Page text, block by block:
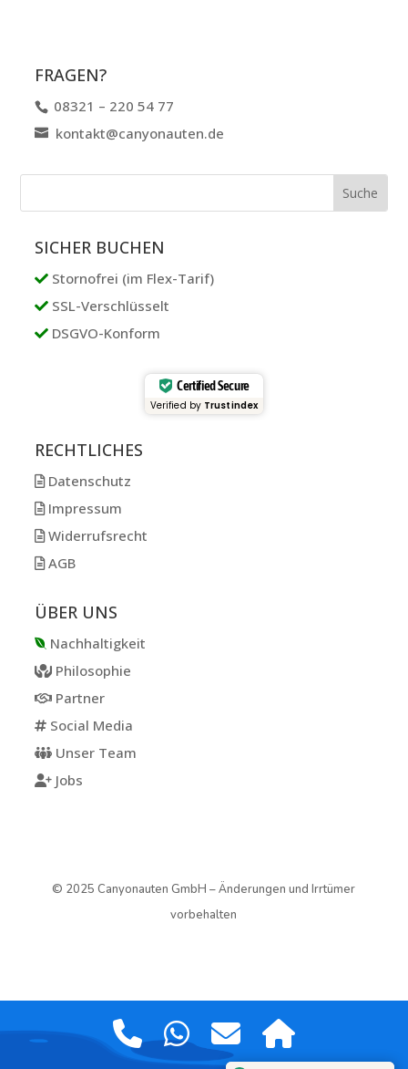
FRAGEN?
08321 – 220 54 77
kontakt@canyonauten.de
SICHER BUCHEN
Stornofrei (im Flex-Tarif)
SSL-Verschlüsselt
DSGVO-Konform
Certified Secure
Verified by Trustindex
RECHTLICHES
Datenschutz
Impressum
Widerrufsrecht
AGB
ÜBER UNS
Nachhaltigkeit
Philosophie
Partner
Social Media
Unser Team
Jobs
© 2025 Canyonauten GmbH – Änderungen und Irrtümer
vorbehalten